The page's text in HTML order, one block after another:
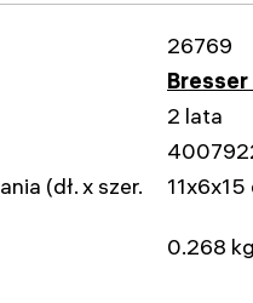
26769
Bresser
2 lata
(dł. x szer.
11x6x15
0.268 kg